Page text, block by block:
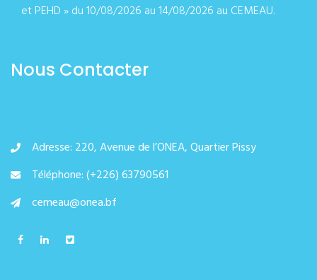
et PEHD » du 10/08/2026 au 14/08/2026 au CEMEAU.
Nous Contacter
Adresse: 220, Avenue de l’ONEA, Quartier Pissy
Téléphone: (+226) 63790561
cemeau@onea.bf